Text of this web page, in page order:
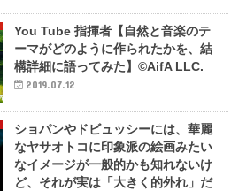
You Tube 指揮者【自然と音楽のテ
ーマがどのように作られたかを、結
構詳細に語ってみた】©AifA LLC.
2019.07.12
ショパンやドビュッシーには、華麗
なヤサオトコに印象派の絵画みたい
なイメージが一般的かも知れないけ
ど、それが実は「大きく的外れ」だ